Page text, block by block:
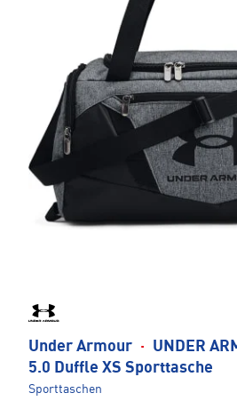
Under Armour ·
UNDER
5.0 Duffle XS Sporttasche
Sporttaschen